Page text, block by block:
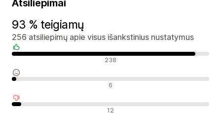
Atsiliepimai
93 % teigiamų
256 atsiliepimų apie visus išankstinius nustatymus
Teigiami atsiliepimai 238
Neutralūs atsiliepimai 6
Neigiami atsiliepimai 12